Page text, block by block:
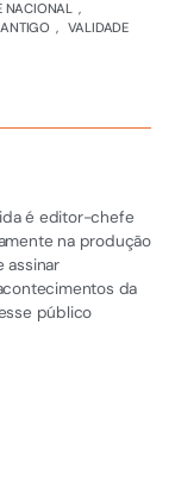
NACIONAL
,
, VALIDADE
é editor-chefe
na produção
assinar
da
público